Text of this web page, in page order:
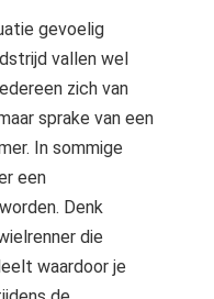
gevoelig
vallen wel
zich van
sprake van een
In sommige
een
Denk
die
waardoor je